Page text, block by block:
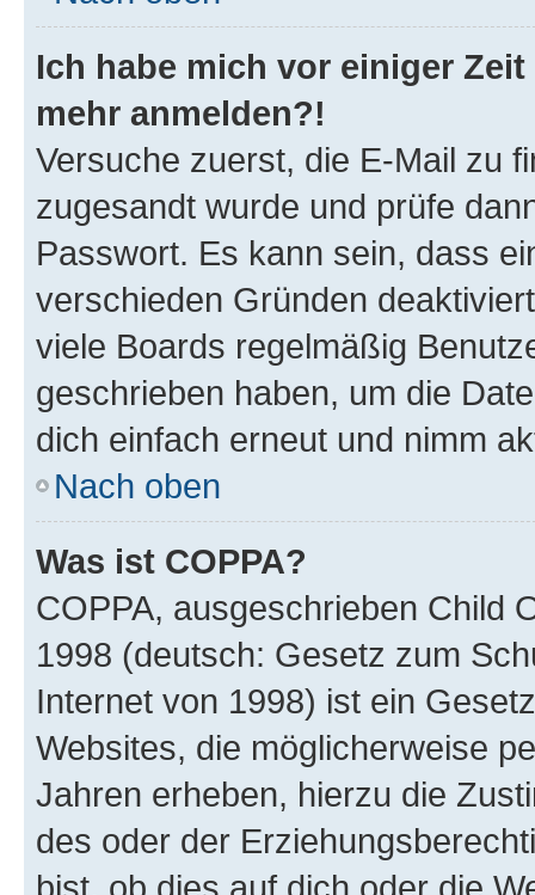
Ich habe mich vor einiger
mehr anmelden?!
Versuche zuerst, die E-Mail zu
zugesandt wurde und prüfe
Passwort. Es kann sein, dass
verschieden Gründen
viele Boards regelmäßig
geschrieben haben, um die
dich einfach erneut und nimm
Nach oben
Was ist COPPA?
COPPA, ausgeschrieben Child
1998 (deutsch: Gesetz zum
Internet von 1998) ist ein
Websites, die möglicherweise
Jahren erheben, hierzu die
des oder der
bist, ob dies auf dich oder die